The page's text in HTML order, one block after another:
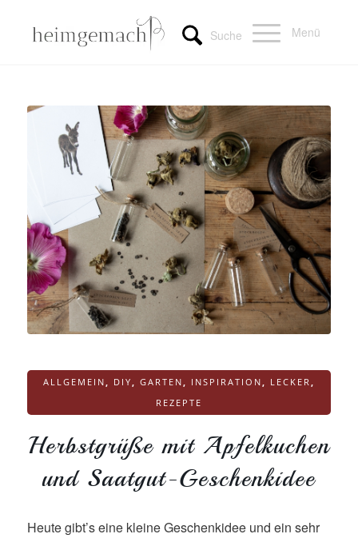
Suche Menü
ALLGEMEIN DIY GARTEN INSPIRATION LECKER
REZEPTE
Herbstgrüße mit Apfelkuchen
und Saatgut-Geschenkidee
Heute gibt’s eine kleine Geschenkidee und ein sehr